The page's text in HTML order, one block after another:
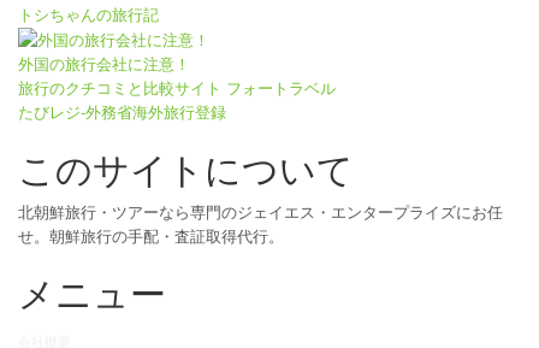
トシちゃんの旅行記
外国の旅行会社に注意！
旅行のクチコミと比較サイト フォートラベル
たびレジ-外務省海外旅行登録
このサイトについて
北朝鮮旅行・ツアーなら専門のジェイエス・エンタープライズにお任
せ。朝鮮旅行の手配・査証取得代行。
メニュー